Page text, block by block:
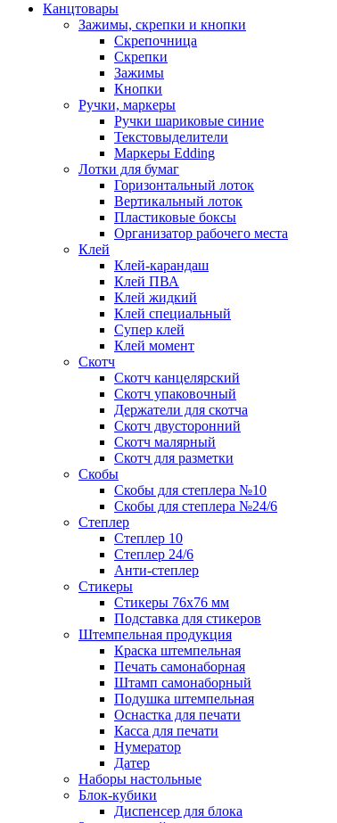
Канцтовары
Зажимы, скрепки и кнопки
Скрепочница
Скрепки
Зажимы
Кнопки
Ручки, маркеры
Ручки шариковые синие
Текстовыделители
Маркеры Edding
Лотки для бумаг
Горизонтальный лоток
Вертикальный лоток
Пластиковые боксы
Организатор рабочего места
Клей
Клей-карандаш
Клей ПВА
Клей жидкий
Клей специальный
Супер клей
Клей момент
Скотч
Скотч канцелярский
Скотч упаковочный
Держатели для скотча
Скотч двусторонний
Скотч малярный
Скотч для разметки
Скобы
Скобы для степлера №10
Скобы для степлера №24/6
Степлер
Степлер 10
Степлер 24/6
Анти-степлер
Стикеры
Стикеры 76x76 мм
Подставка для стикеров
Штемпельная продукция
Краска штемпельная
Печать самонаборная
Штамп самонаборный
Подушка штемпельная
Оснастка для печати
Касса для печати
Нумератор
Датер
Наборы настольные
Блок-кубики
Диспенсер для блока